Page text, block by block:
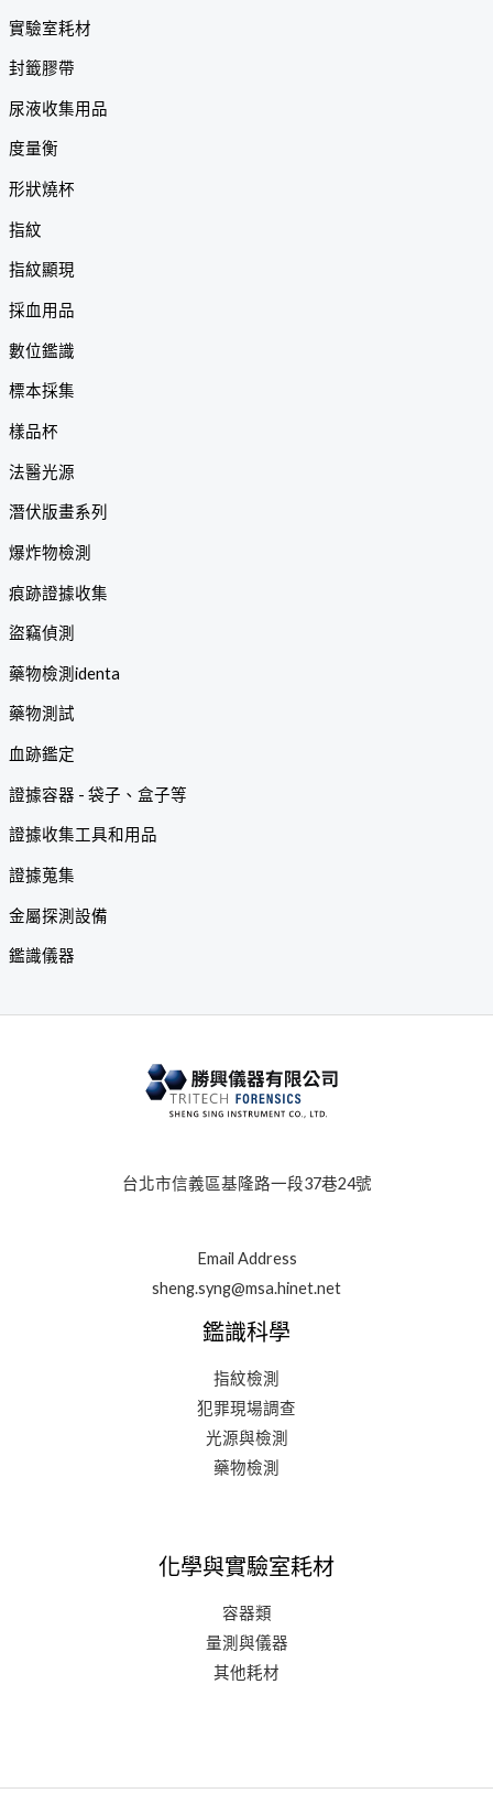
實驗室耗材
封籤膠帶
尿液收集用品
度量衡
形狀燒杯
指紋
指紋顯現
採血用品
數位鑑識
標本採集
樣品杯
法醫光源
潛伏版畫系列
爆炸物檢測
痕跡證據收集
盜竊偵測
藥物檢測identa
藥物測試
血跡鑑定
證據容器 - 袋子、盒子等
證據收集工具和用品
證據蒐集
金屬探測設備
鑑識儀器
台北市信義區基隆路一段37巷24號
Email Address
sheng.syng@msa.hinet.net
鑑識科學
指紋檢測
犯罪現場調查
光源與檢測
藥物檢測
化學與實驗室耗材
容器類
量測與儀器
其他耗材